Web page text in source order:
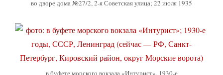
во дворе дома №27/2, 2-я Советская улица; 22 июля 1935